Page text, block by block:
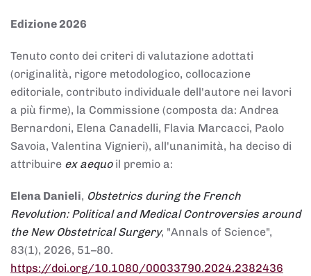
Edizione 2026
Tenuto conto dei criteri di valutazione adottati
(originalità, rigore metodologico, collocazione
editoriale, contributo individuale dell'autore nei lavori
a più firme), la Commissione (composta da: Andrea
Bernardoni, Elena Canadelli, Flavia Marcacci, Paolo
Savoia, Valentina Vignieri), all'unanimità, ha deciso di
attribuire ex aequoil premio a:
Elena Danieli, Obstetrics during the French
Revolution: Political and Medical Controversies around
the New Obstetrical Surgery, "Annals of Science",
83(1), 2026, 51–80.
https://doi.org/10.1080/00033790.2024.2382436